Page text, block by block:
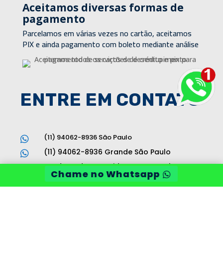
Aceitamos diversas formas de
pagamento
Parcelamos em várias vezes no cartão, aceitamos
PIX e ainda pagamento com boleto mediante análise
ENTRE EM CONTATO

(11) 94062-8936 São Paulo

(11) 94062-8936 Grande São Paulo
vendas@desentupidoraama.com.br
Av. Brigadeiro Faria Lima, 1811 Jardim
Paulistano - São Paulo
Chame no Whatsapp